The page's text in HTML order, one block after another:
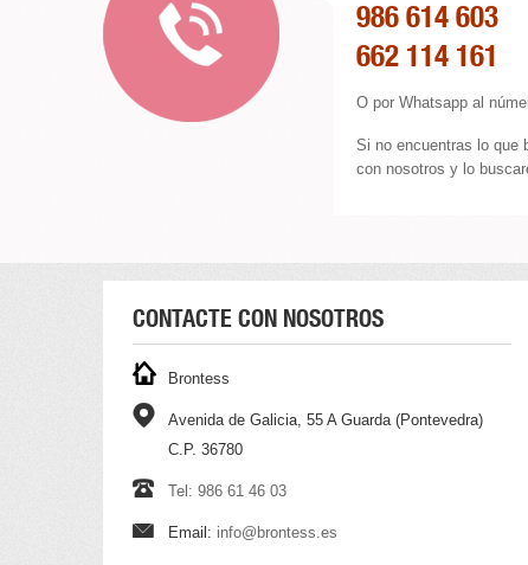
986 614 603
662 114 161
O por Whatsapp al
Si no encuentras lo que
con nosotros y lo
CONTACTE CON NOSOTROS
Brontess
Avenida de Galicia, 55 A Guarda (Pontevedra)
C.P. 36780
Tel: 986 61 46 03
Email: info@brontess.es